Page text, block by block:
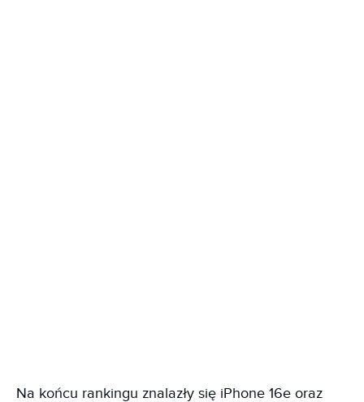
Na końcu rankingu znalazły się iPhone 16e oraz